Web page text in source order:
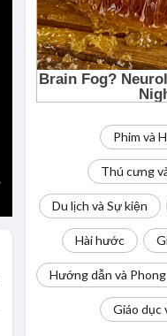
Phim và
Thú cưng
Du lịch và Sự kiện
Hài hước
Hướng dẫn và
Giáo dục